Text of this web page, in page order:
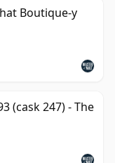
Boutique-y
(cask 247) - The